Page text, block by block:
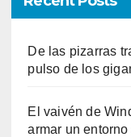
De las pizarras
pulso de los
El vaivén de
armar un